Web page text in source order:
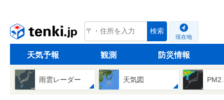
tenki.jp 検索
現在地
天気予報 観測 防災情報
雨雲レーダー 天気図